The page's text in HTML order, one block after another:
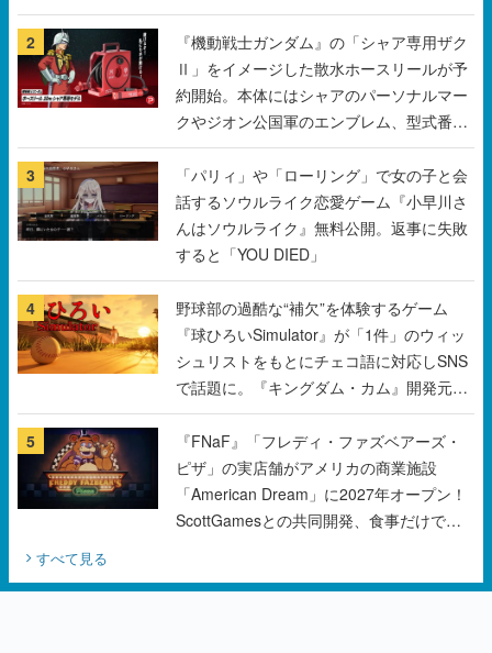
2
『機動戦士ガンダム』の「シャア専用ザク
Ⅱ」をイメージした散水ホースリールが予
約開始。本体にはシャアのパーソナルマー
クやジオン公国軍のエンブレム、型式番号
などを配置
3
「パリィ」や「ローリング」で女の子と会
話するソウルライク恋愛ゲーム『小早川さ
んはソウルライク』無料公開。返事に失敗
すると「YOU DIED」
4
野球部の過酷な“補欠”を体験するゲーム
『球ひろいSimulator』が「1件」のウィッ
シュリストをもとにチェコ語に対応しSNS
で話題に。『キングダム・カム』開発元や
チェコのプロ野球選手から称賛の声
5
『FNaF』「フレディ・ファズベアーズ・
ピザ」の実店舗がアメリカの商業施設
「American Dream」に2027年オープン！
ScottGamesとの共同開発、食事だけでな
すべて見る